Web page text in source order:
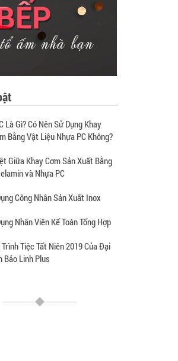
Là Gì? Có Nên Sử Dụng Khay
Bằng Vật Liệu Nhựa PC Không?
Giữa Khay Cơm Sản Xuất Bằng
và Nhựa PC
Công Nhân Sản Xuất Inox
Nhân Viên Kế Toán Tổng Hợp
Tiệc Tất Niên 2019 Của Đại
Bảo Linh Plus